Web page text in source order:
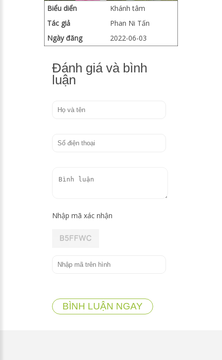
Biểu diển
Khánh tâm
Tác giả
Phan Ni Tấn
Ngày đăng
2022-06-03
Đánh giá và bình
luận
Nhập mã xác nhận
BÌNH LUẬN NGAY